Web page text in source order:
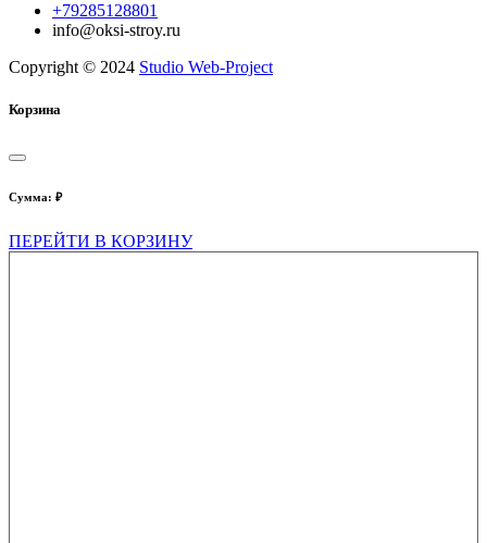
+79285128801
info@oksi-stroy.ru
Copyright © 2024 Studio Web-Project
Корзина
Сумма: ₽
ПЕРЕЙТИ В КОРЗИНУ